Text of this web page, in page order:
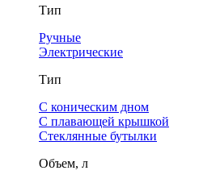
Тип
Ручные
Электрические
Тип
С коническим дном
С плавающей крышкой
Стеклянные бутылки
Объем, л